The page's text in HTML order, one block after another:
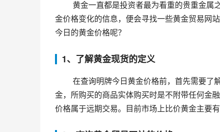
金价格变化的信息，便会寻找一些黄金贸易网
今日的黄金价格呢？
1、了解黄金现货的定义
金，所购买的商品实体购买时是不附带任何金
价格属于远期交易。目前市场上比价黄金主要